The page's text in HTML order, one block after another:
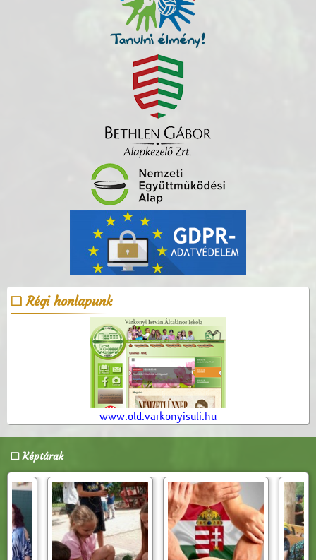
Régi honlapunk
www.old.varkonyisuli.hu
Képtárak